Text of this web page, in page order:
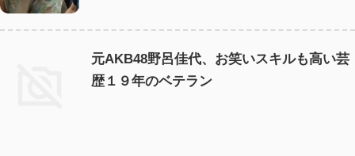
元AKB48野呂佳代、お笑いスキルも高い芸
歴１９年のベテラン